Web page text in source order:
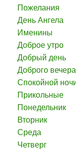
Пожелания
День Ангела
Именины
Доброе утро
Добрый день
Доброго вечера
Спокойной
Прикольные
Понедельник
Вторник
Среда
Четверг